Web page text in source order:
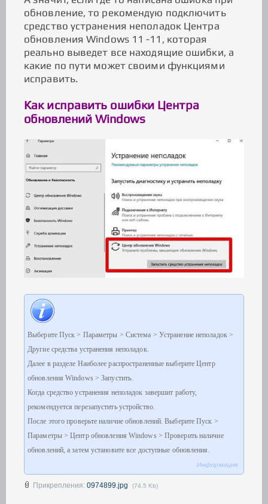
обновление, то рекомендую подключить
средство устранения неполадок Центра
обновления Windows 11 -11, которая
реально выведет все находящие ошибки, а
какие по пути может своими функциями
исправить.
Как исправить ошибки Центра
обновлений Windows
Выберите Пуск > Параметры > Система > Устранение неполадок >
Другие средства устранения неполадок.
Далее в разделе Наиболее распространенные выберите Центр
обновления Windows > Запустить.
Когда средство устранения неполадок завершит работу,
рекомендуется перезапустить устройство.
После этого проверьте наличие обновлений. Выберите Пуск >
Параметры > Центр обновления Windows > Проверить наличие
обновлений, а затем установите все доступные обновления.
Информация
Прикрепления: 0974899.jpg (74.5 Kb)